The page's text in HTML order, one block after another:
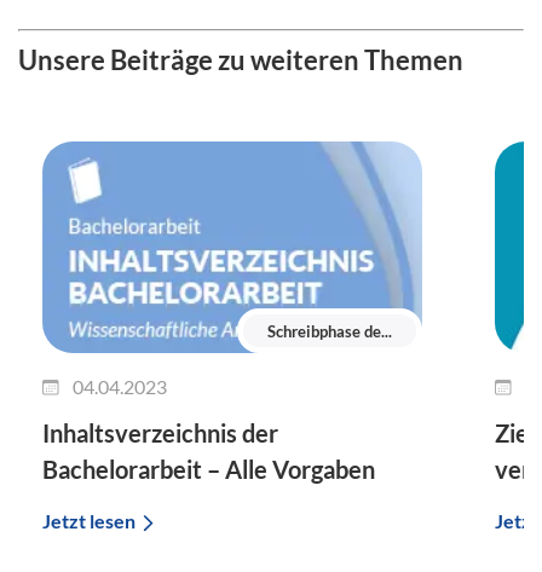
Unsere Beiträge zu weiteren Themen
Schreibphase de...
04.04.2023
Inhaltsverzeichnis der
Bachelorarbeit – Alle Vorgaben
Jetzt lesen Jetzt